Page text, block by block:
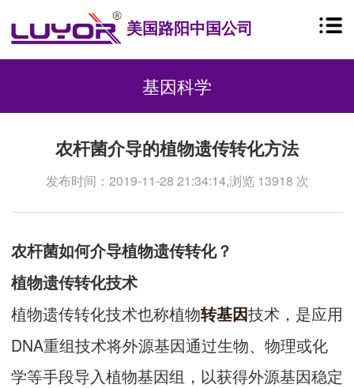
美国路阳中国公司
基因科学
农杆菌介导的植物遗传转化方法
发布时间：2019-11-28 21:34:14,浏览 13918 次
农杆菌如何介导植物遗传转化？
植物遗传转化技术
植物遗传转化技术也称植物转基因技术，是应用
DNA重组技术将外源基因通过生物、物理或化
学等手段导入植物基因组，以获得外源基因稳定